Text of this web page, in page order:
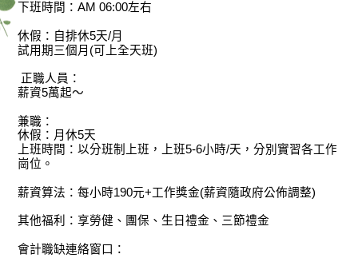
下班時間：AM 06:00左右
休假：自排休5天/月
試用期三個月(可上全天班)
正職人員：
薪資5萬起～
兼職：
休假：月休5天
上班時間：以分班制上班，上班5-6小時/天，分別實習各工作
崗位。
薪資算法：每小時190元+工作獎金(薪資隨政府公佈調整)
其他福利：享勞健、團保、生日禮金、三節禮金
會計職缺連絡窗口：